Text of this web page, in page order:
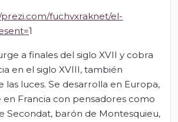
fuchvxraknet/el-
1
a finales del siglo XVII y cobra
en el siglo XVIII, también
las luces. Se desarrolla en Europa,
Francia con pensadores como
Secondat, barón de Montesquieu,